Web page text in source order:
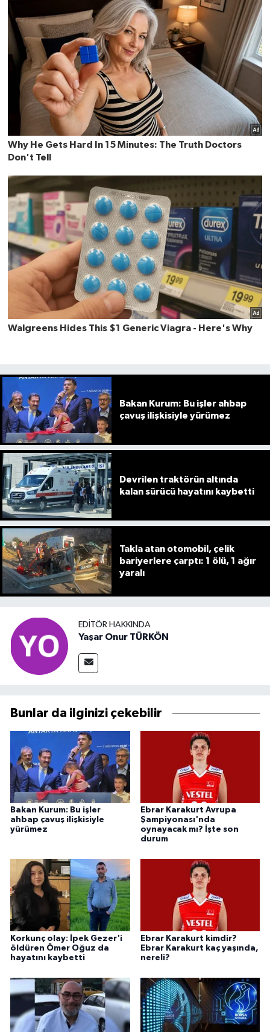
Bakan Kurum: Bu işler ahbap
çavuş ilişkisiyle yürümez
Devrilen traktörün altında
kalan sürücü hayatını kaybetti
Takla atan otomobil, çelik
bariyerlere çarptı: 1 ölü, 1 ağır
yaralı
EDITÖR HAKKINDA
Yaşar Onur TÜRKÖN
Bunlar da ilginizi çekebilir
Bakan Kurum: Bu işler
ahbap çavuş ilişkisiyle
yürümez
Ebrar Karakurt Avrupa
Şampiyonası'nda
oynayacak mı? İşte son
durum
Korkunç olay: İpek Gezer'i
öldüren Ömer Oğuz da
hayatını kaybetti
Ebrar Karakurt kimdir?
Ebrar Karakurt kaç yaşında,
nereli?